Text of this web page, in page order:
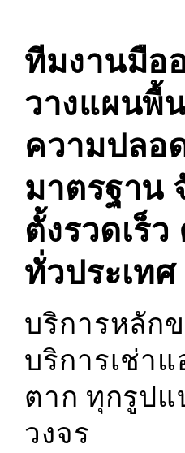
ทีมงานมือ
วางแผนพื้
ความปลอ
มาตรฐาน
ตั้งรวดเร็
ทั่วประเทศ
บริการหลักข
บริการเช่า
ตาก ทุกรูป
วงจร